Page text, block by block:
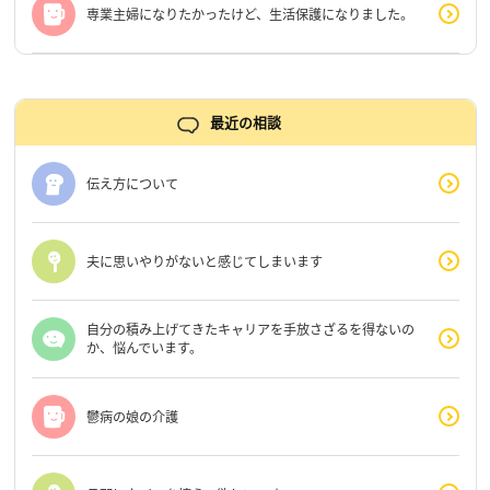
専業主婦になりたかったけど、生活保護になりました。
最近の相談
伝え方について
夫に思いやりがないと感じてしまいます
自分の積み上げてきたキャリアを手放さざるを得ないの
か、悩んでいます。
鬱病の娘の介護